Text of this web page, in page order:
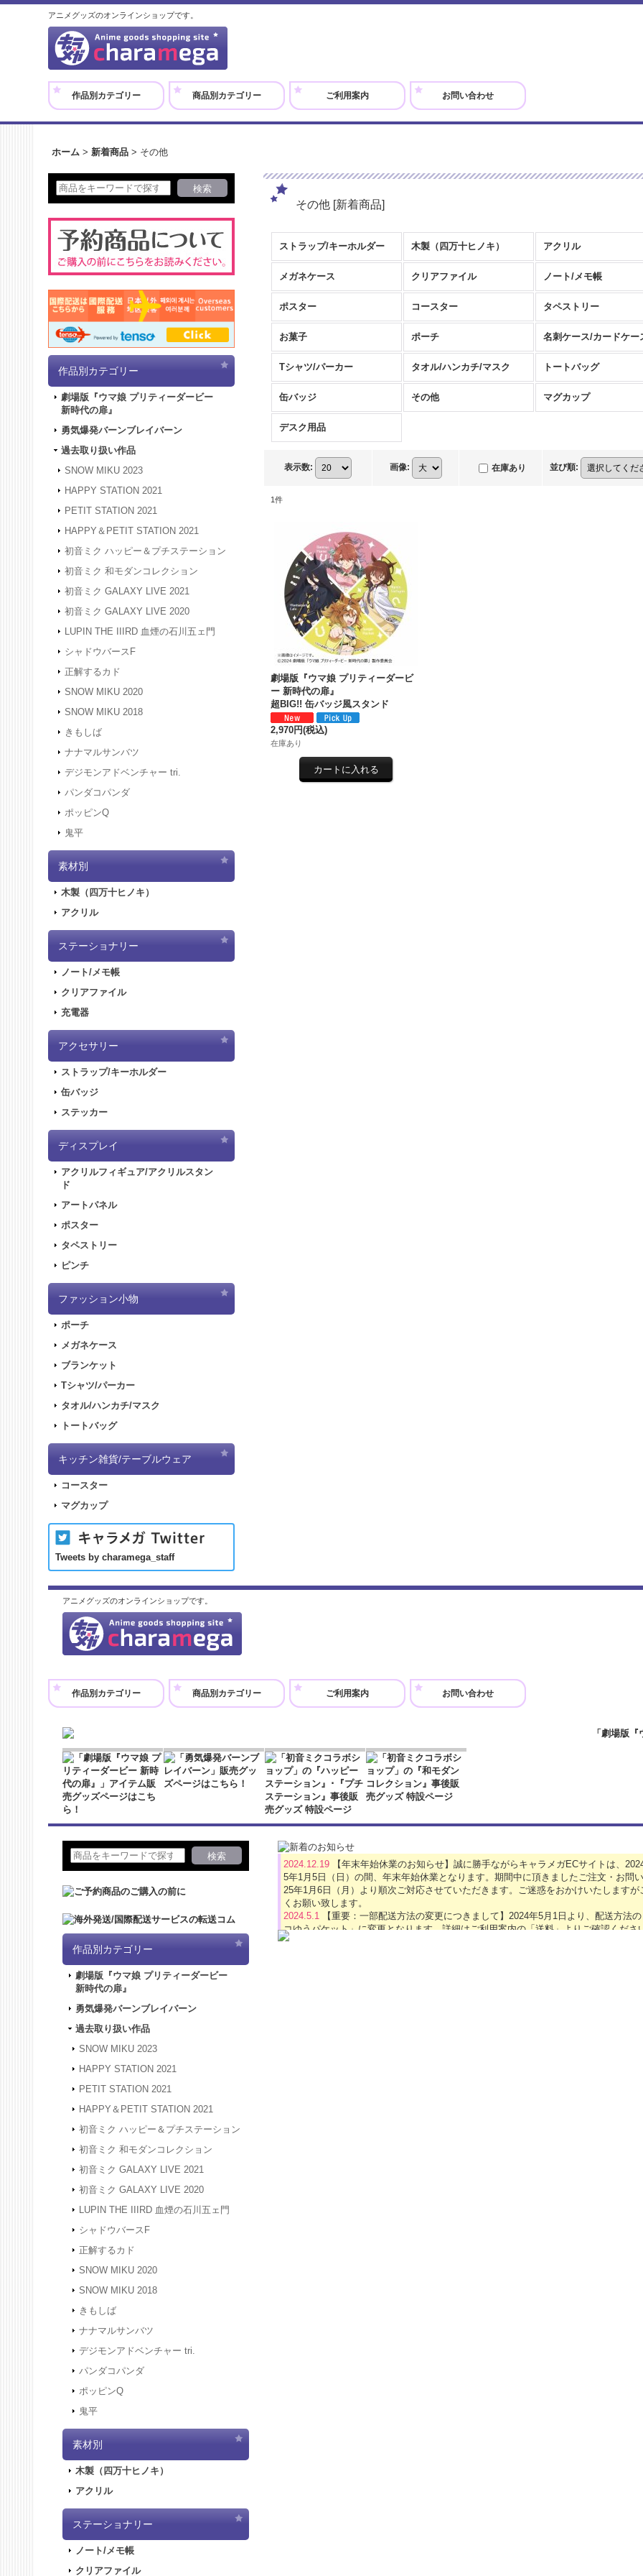
アニメグッズのオンラインショップです。
作品別カテゴリー 商品別カテゴリー ご利用案内 お問い合わせ
ホーム > 新着商品 > その他
作品別カテゴリー
劇場版『ウマ娘 プリティーダービー
新時代の扉』
勇気爆発バーンブレイバーン
過去取り扱い作品
SNOW MIKU 2023
HAPPY STATION 2021
PETIT STATION 2021
HAPPY＆PETIT STATION 2021
初音ミク ハッピー＆プチステーション
初音ミク 和モダンコレクション
初音ミク GALAXY LIVE 2021
初音ミク GALAXY LIVE 2020
LUPIN THE IIIRD 血煙の石川五ェ門
シャドウバースF
正解するカド
SNOW MIKU 2020
SNOW MIKU 2018
きもしば
ナナマルサンバツ
デジモンアドベンチャー tri.
パンダコパンダ
ポッピンQ
鬼平
素材別
木製（四万十ヒノキ）
アクリル
ステーショナリー
ノート/メモ帳
クリアファイル
充電器
アクセサリー
ストラップ/キーホルダー
缶バッジ
ステッカー
ディスプレイ
アクリルフィギュア/アクリルスタン
ド
アートパネル
ポスター
タペストリー
ピンチ
ファッション小物
ポーチ
メガネケース
ブランケット
Tシャツ/パーカー
タオル/ハンカチ/マスク
トートバッグ
キッチン雑貨/テーブルウェア
コースター
マグカップ
Tweets by charamega_staff
アニメグッズのオンラインショップです。
作品別カテゴリー 商品別カテゴリー ご利用案内 お問い合わせ
作品別カテゴリー
劇場版『ウマ娘 プリティーダービー
新時代の扉』
勇気爆発バーンブレイバーン
過去取り扱い作品
SNOW MIKU 2023
HAPPY STATION 2021
PETIT STATION 2021
HAPPY＆PETIT STATION 2021
初音ミク ハッピー＆プチステーション
初音ミク 和モダンコレクション
初音ミク GALAXY LIVE 2021
初音ミク GALAXY LIVE 2020
LUPIN THE IIIRD 血煙の石川五ェ門
シャドウバースF
正解するカド
SNOW MIKU 2020
SNOW MIKU 2018
きもしば
ナナマルサンバツ
デジモンアドベンチャー tri.
パンダコパンダ
ポッピンQ
鬼平
素材別
木製（四万十ヒノキ）
アクリル
ステーショナリー
ノート/メモ帳
クリアファイル
2024.12.19
【年末年始休業のお知らせ】誠に勝手ながらキャラメガECサイトは、
5年1月5日（日）の間、年末年始休業となります。期間中に頂きましたご注文・お問
25年1月6日（月）より順次ご対応させていただきます。ご迷惑をおかけいたしますが
くお願い致します。
2024.5.1
【重要：一部配送方法の変更につきまして】2024年5月1日より、配送方法
コゆうパケット」に変更となります。詳細はご利用案内の「送料」よりご確認くださ
2024.4.16
その他 [新着商品]
ストラップ/キーホルダー 木製（四万十ヒノキ） アクリル
メガネケース クリアファイル ノート/メモ帳
ポスター コースター タペストリー
お菓子 ポーチ 名刺ケース/カードケー
Tシャツ/パーカー タオル/ハンカチ/マスク トートバッグ
缶バッジ その他 マグカップ
デスク用品
表示数: 画像: 在庫あり 並び順:
1件
劇場版『ウマ娘 プリティーダービ
ー 新時代の扉』
超BIG!! 缶バッジ風スタンド
2,970円(税込)
在庫あり